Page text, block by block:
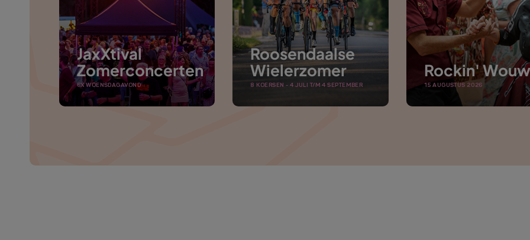
JaxXtival
Zomerconcerten
6X WOENSDAGAVOND
Roosendaalse
Wielerzomer
8 KOERSEN - 4 JULI T/M 4 SEPTEMBER
Rockin' Wouw
15 AUGUSTUS 2026